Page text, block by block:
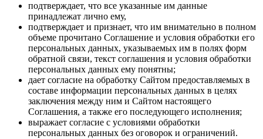
подтверждает, что все указанные им данные
принадлежат лично ему,
подтверждает и признает, что им внимательно в полном
объеме прочитано Соглашение и условия обработки его
персональных данных, указываемых им в полях форм
обратной связи, текст соглашения и условия обработки
персональных данных ему понятны;
дает согласие на обработку Сайтом предоставляемых в
составе информации персональных данных в целях
заключения между ним и Сайтом настоящего
Соглашения, а также его последующего исполнения;
выражает согласие с условиями обработки
персональных данных без оговорок и ограничений.